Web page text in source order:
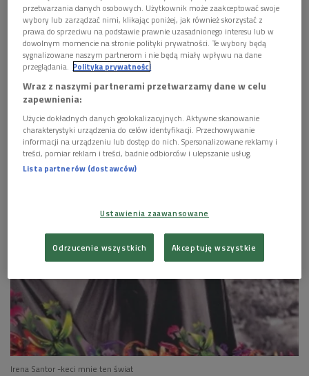
autorów tekstów i muzyki w mistrzowskiej
interpretacji Ireny Santor Licomp Empik Multimedia,
Polskie Radio 2010
Irena Santor -keci mnie ten świat
przetwarzania danych osobowych. Użytkownik może zaakceptować swoje
wybory lub zarządzać nimi, klikając poniżej, jak również skorzystać z
prawa do sprzeciwu na podstawie prawnie uzasadnionego interesu lub w
dowolnym momencie na stronie polityki prywatności. Te wybory będą
sygnalizowane naszym partnerom i nie będą miały wpływu na dane
przeglądania. Polityka prywatności
Wraz z naszymi partnerami przetwarzamy dane w celu
zapewnienia:
Użycie dokładnych danych geolokalizacyjnych. Aktywne skanowanie
charakterystyki urządzenia do celów identyfikacji. Przechowywanie
informacji na urządzeniu lub dostęp do nich. Spersonalizowane reklamy i
treści, pomiar reklam i treści, badnie odbiorców i ulepszanie usług.
Lista partnerów (dostawców)
Ustawienia zaawansowane
Odrzucenie wszystkich Akceptuję wszystkie